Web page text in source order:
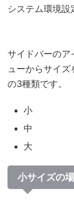
システム環境設
サイドバーのア
ューからサイ
の3種類です。
小
中
大
小サイズの